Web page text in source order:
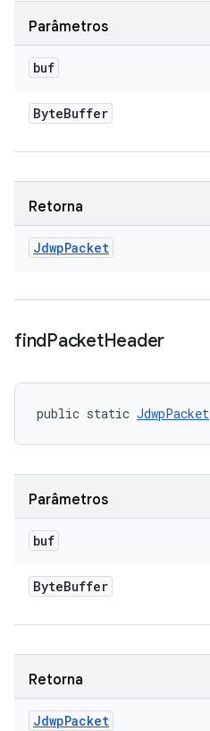
Parâmetros
buf
ByteBuffer
Retorna
JdwpPacket
findPacketHeader
public static JdwpPacket
Parâmetros
buf
ByteBuffer
Retorna
JdwpPacket